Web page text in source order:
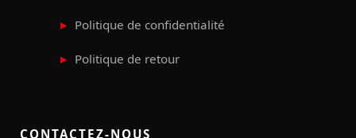
Politique de confidentialité
Politique de retour
CONTACTEZ-NOUS